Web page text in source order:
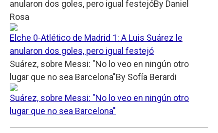
anularon dos goles, pero igual festejóBy Daniel
Rosa
Elche 0-Atlético de Madrid 1: A Luis Suárez le
anularon dos goles, pero igual festejó
Suárez, sobre Messi: "No lo veo en ningún otro
lugar que no sea Barcelona"By Sofía Berardi
Suárez, sobre Messi: "No lo veo en ningún otro
lugar que no sea Barcelona"